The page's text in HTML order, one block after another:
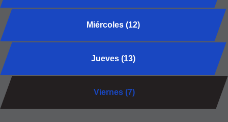
Miércoles (12)
Jueves (13)
Viernes (7)